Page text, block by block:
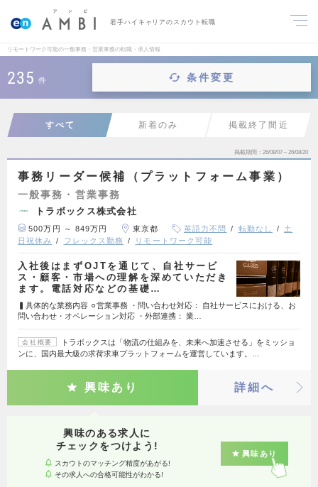
若手ハイキャリアのスカウト転職
リモートワーク可能の一般事務・営業事務の転職・求人情報
235 件 条件変更
すべて 新着のみ 掲載終了間近
掲載期間 26/08/07～26/08/20
事務リーダー候補（プラットフォーム事業）
一般事務・営業事務
トラボックス株式会社
500万円 ～ 849万円 東京都 英語力不問 転勤なし
土
日祝休み
フレックス勤務 リモートワーク可能
入社後はまずOJTを通じて、自社サービ
ス・顧客・市場への理解を深めていただき
ます。電話対応などの基礎…
▍具体的な業務内容 ⚪︎営業事務 ・問い合わせ対応： 自社サービスにおける、お
問い合わせ・オペレーション対応 ・外部連携： 業…
会社概要
トラボックスは「物流の仕組みを、未来へ加速させる」をミッショ
ンに、国内最大級の求荷求車プラットフォームを運営しています。…
興味あり 詳細へ
興味のある求人に
チェックをつけよう!
スカウトのマッチング精度があがる!
その求人への合格可能性がわかる!
興味あり